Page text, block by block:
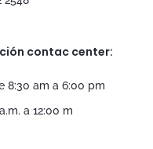
contac center:
8:30 am a 6:00 pm
a 12:00 m